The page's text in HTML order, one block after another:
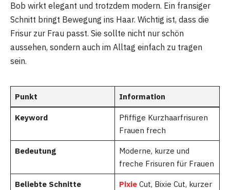
Bob wirkt elegant und trotzdem modern. Ein fransiger
Schnitt bringt Bewegung ins Haar. Wichtig ist, dass die
Frisur zur Frau passt. Sie sollte nicht nur schön
aussehen, sondern auch im Alltag einfach zu tragen
sein.
Punkt Information
Keyword
Pfiffige Kurzhaarfrisuren
Frauen frech
Bedeutung
Moderne, kurze und
freche Frisuren für Frauen
Beliebte Schnitte PixieCut, Bixie Cut, kurzer